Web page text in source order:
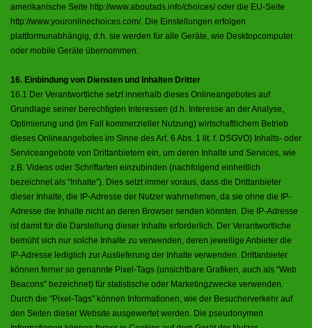
amerikanische Seite http://www.aboutads.info/choices/oder die EU-Seite
http://www.youronlinechoices.com/. Die Einstellungen erfolgen
plattformunabhängig, d.h. sie werden für alle Geräte, wie Desktopcomputer
oder mobile Geräte übernommen.
16. Einbindung von Diensten und Inhalten Dritter
16.1 Der Verantwortliche setzt innerhalb dieses Onlineangebotes auf
Grundlage seiner berechtigten Interessen (d.h. Interesse an der Analyse,
Optimierung und (im Fall kommerzieller Nutzung) wirtschaftlichem Betrieb
dieses Onlineangebotes im Sinne des Art. 6 Abs. 1 lit. f. DSGVO) Inhalts- oder
Serviceangebote von Drittanbietern ein, um deren Inhalte und Services, wie
z.B. Videos oder Schriftarten einzubinden (nachfolgend einheitlich
bezeichnet als “Inhalte”). Dies setzt immer voraus, dass die Drittanbieter
dieser Inhalte, die IP-Adresse der Nutzer wahrnehmen, da sie ohne die IP-
Adresse die Inhalte nicht an deren Browser senden könnten. Die IP-Adresse
ist damit für die Darstellung dieser Inhalte erforderlich. Der Verantwortliche
bemüht sich nur solche Inhalte zu verwenden, deren jeweilige Anbieter die
IP-Adresse lediglich zur Auslieferung der Inhalte verwenden. Drittanbieter
können ferner so genannte Pixel-Tags (unsichtbare Grafiken, auch als "Web
Beacons" bezeichnet) für statistische oder Marketingzwecke verwenden.
Durch die "Pixel-Tags" können Informationen, wie der Besucherverkehr auf
den Seiten dieser Website ausgewertet werden. Die pseudonymen